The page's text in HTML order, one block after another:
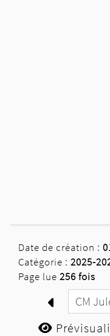
Date de création :
Catégorie : 2025-
Page lue 256 fois